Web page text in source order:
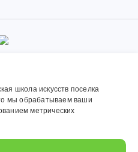
автономное учреждение
школа искусств поселка
сайта согласуется с
учреждения.
данных
школа искусств поселка
мы обрабатываем ваши
метрических